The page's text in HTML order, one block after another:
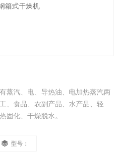
蒸汽、电、导热油、电加热蒸汽两
、食品、农副产品、水产品、轻
固化、干燥脱水。
型号：